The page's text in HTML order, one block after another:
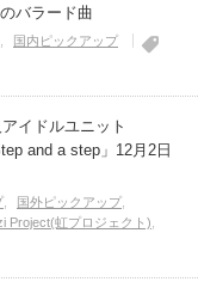
バラード曲
国内ピックアップ
イドルユニット
and a step」12月2日
国外ピックアップ
Project(虹プロジェクト)